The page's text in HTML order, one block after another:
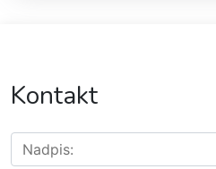
Kontakt